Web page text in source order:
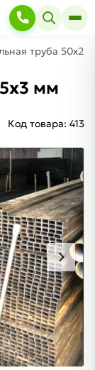
труба
мм
Код товара: 413